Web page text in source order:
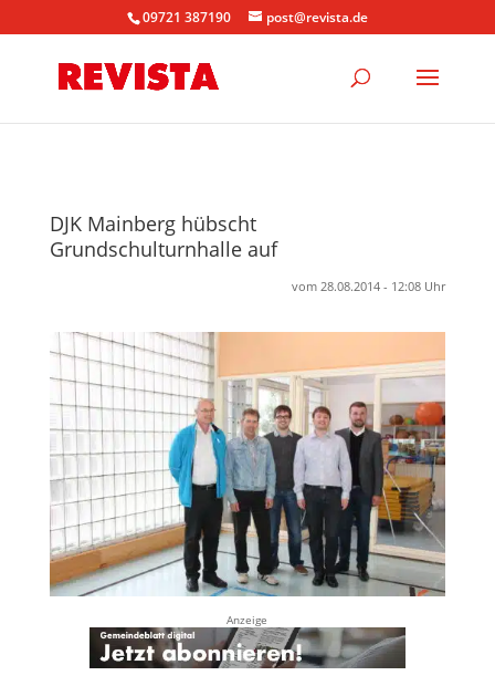
09721 387190 post@revista.de
DJK Mainberg hübscht
Grundschulturnhalle auf
vom 28.08.2014 - 12:08 Uhr
Anzeige